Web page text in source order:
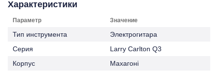
Характеристики
Параметр Значение
Тип инструмента
Электрогитара
Серия
Larry Carlton Q3
Корпус
Махагоні